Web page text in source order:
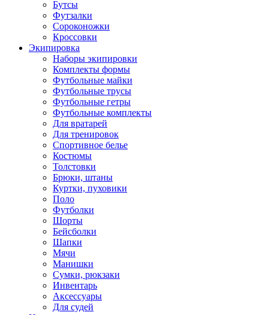
Бутсы
Футзалки
Сороконожки
Кроссовки
Экипировка
Наборы экипировки
Комплекты формы
Футбольные майки
Футбольные трусы
Футбольные гетры
Футбольные комплекты
Для вратарей
Для тренировок
Спортивное белье
Костюмы
Толстовки
Брюки, штаны
Куртки, пуховики
Поло
Футболки
Шорты
Бейсболки
Шапки
Мячи
Манишки
Сумки, рюкзаки
Инвентарь
Аксессуары
Для судей